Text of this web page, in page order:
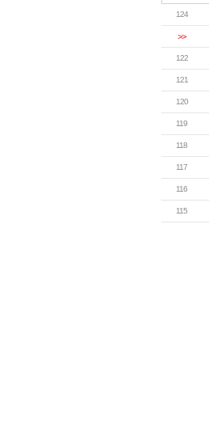
124
>>
122
121
120
119
118
117
116
115